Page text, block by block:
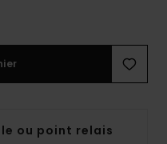
ou point relais